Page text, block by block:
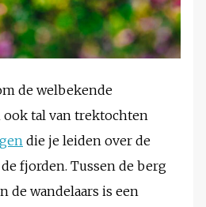
de welbekende
tal van trektochten
die je leiden over de
fjorden. Tussen de berg
de wandelaars is een